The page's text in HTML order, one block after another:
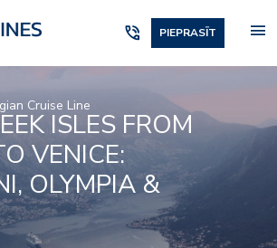
phone_in_talk PIEPRASĪT menu
Cruise Line
ISLES FROM
VENICE:
OLYMPIA &